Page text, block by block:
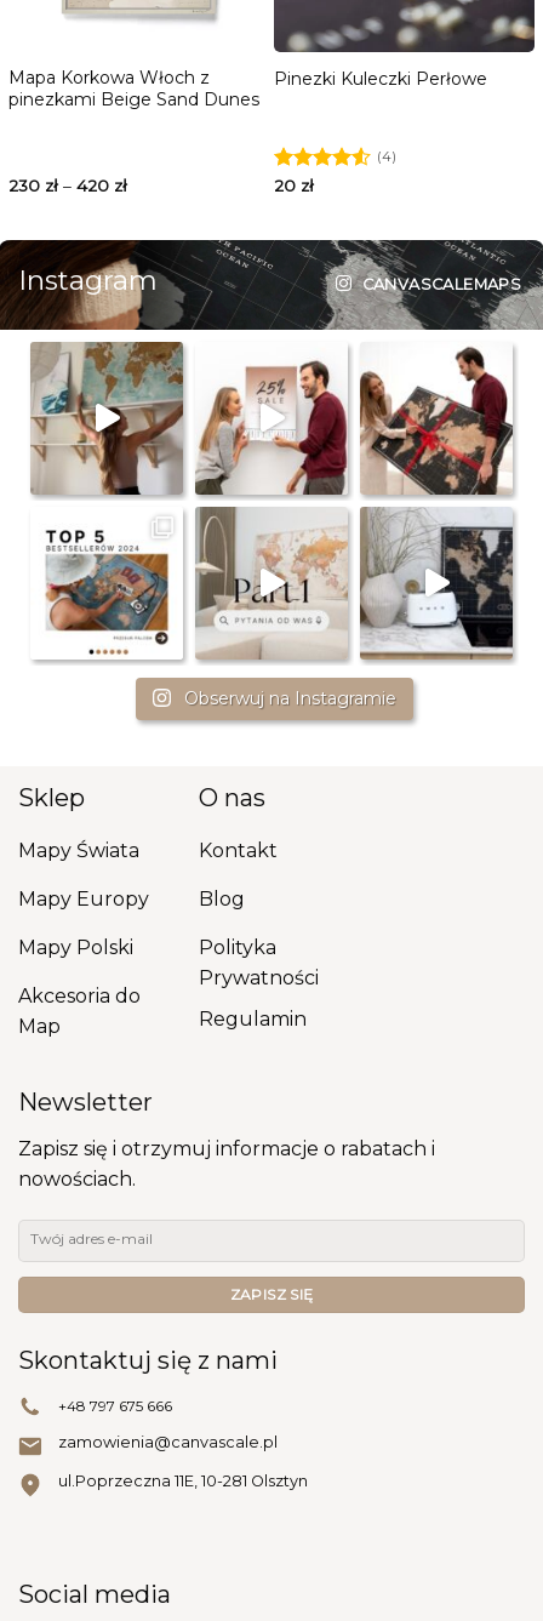
Mapa Korkowa Włoch z
pinezkami Beige Sand Dunes
230 zł– 420 zł
Pinezki Kuleczki Perłowe
Oceniono
(4)
20 zł
Instagram CANVASCALEMAPS
Obserwuj na Instagramie
Sklep
Mapy Świata
Mapy Europy
Mapy Polski
Akcesoria do
Map
O nas
Kontakt
Blog
Polityka
Prywatności
Regulamin
Newsletter
Zapisz się i otrzymuj informacje o rabatach i
nowościach.
Skontaktuj się z nami
+48 797 675 666
zamowienia@canvascale.pl
ul.Poprzeczna 11E, 10-281 Olsztyn
Social media